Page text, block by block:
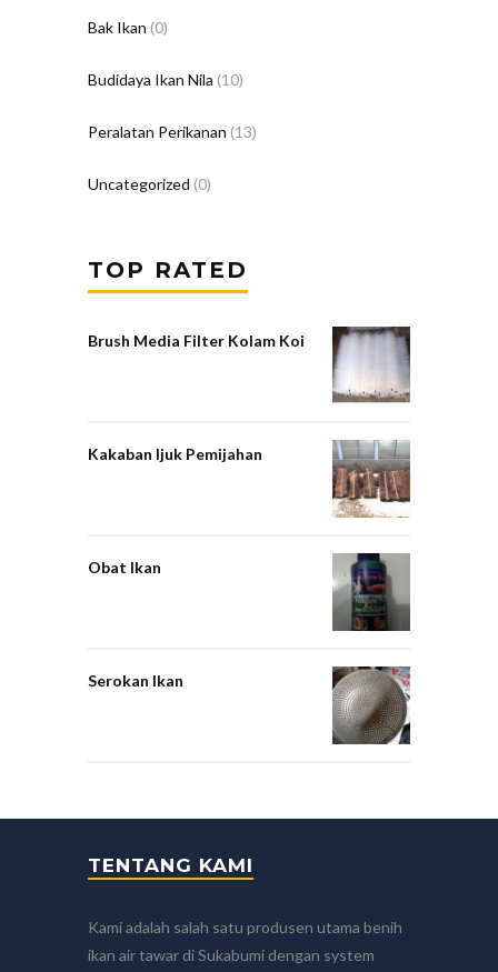
Bak Ikan (0)
Budidaya Ikan Nila (10)
Peralatan Perikanan (13)
Uncategorized (0)
TOP RATED
Brush Media Filter Kolam Koi
Kakaban Ijuk Pemijahan
Obat Ikan
Serokan Ikan
TENTANG KAMI
Kami adalah salah satu produsen utama benih
ikan air tawar di Sukabumi dengan system